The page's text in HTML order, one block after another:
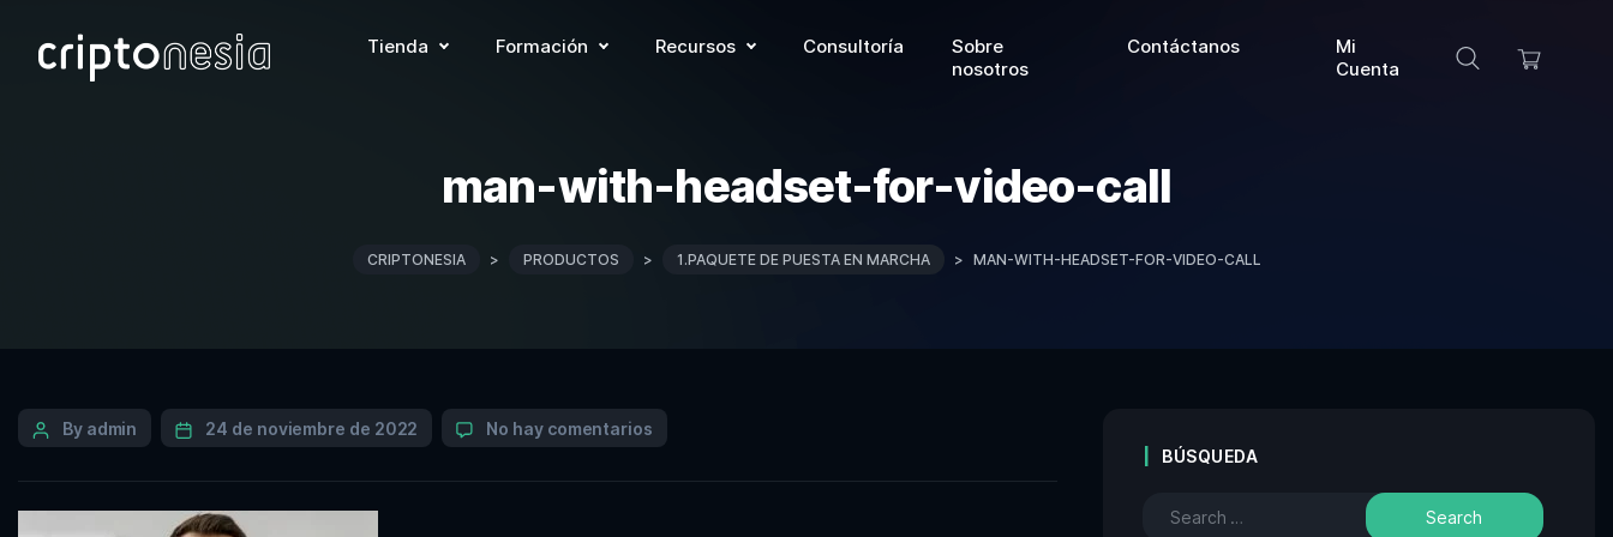
Tienda Formación Recursos Consultoría
Sobre
nosotros
Contáctanos
Mi
Cuenta
man-with-headset-for-video-call
CRIPTONESIA > PRODUCTOS > 1.PAQUETE DE PUESTA EN MARCHA > MAN-WITH-HEADSET-FOR-VIDEO-CALL
By admin 24 de noviembre de 2022 No hay comentarios
BÚSQUEDA